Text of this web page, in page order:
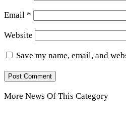
Email *
Website
Save my name, email, and
More News Of This Category